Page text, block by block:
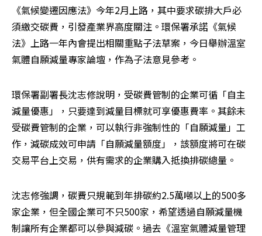
《氣候變遷因應法》今年2月上路，其中要求碳排大戶必
須繳交碳費，引發產業界高度關注。環保署承諾《氣候
法》上路一年內會提出相關重點子法草案，今日舉辦溫室
氣體自願減量專家論壇，作為子法意見參考。
環保署副署長沈志修說明，受碳費管制的企業可循「自主
減量優惠」，只要達到減量目標就可享優惠費率。其餘未
受碳費管制的企業，可以執行非強制性的「自願減量」工
作，減碳成效可申請「自願減量額度」，該額度將可在碳
交易平台上交易，供有需求的企業購入抵換排碳總量。
沈志修強調，碳費只規範到年排碳約2.5萬噸以上的500多
家企業，但全國企業可不只500家，希望透過自願減量機
制讓所有企業都可以參與減碳。過去《溫室氣體減量管理